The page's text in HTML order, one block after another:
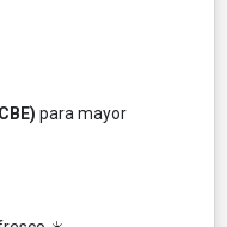
para mayor